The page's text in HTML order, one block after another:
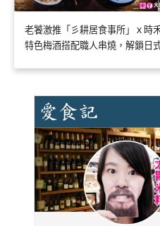
老饕激推「彡耕居食事所」ｘ時
特色梅酒搭配職人串燒，解鎖日